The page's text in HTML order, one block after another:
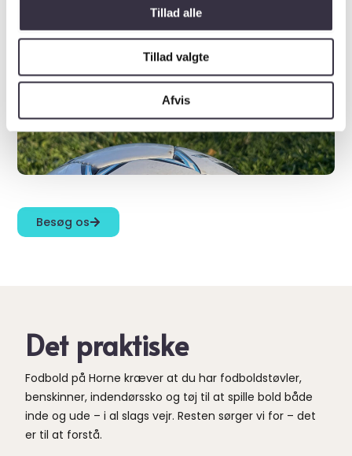
Tillad alle
Tillad valgte
Afvis
Besøg os
Det praktiske
Fodbold på Horne kræver at du har fodboldstøvler,
benskinner, indendørssko og tøj til at spille bold både
inde og ude – i al slags vejr. Resten sørger vi for – det
er til at forstå.